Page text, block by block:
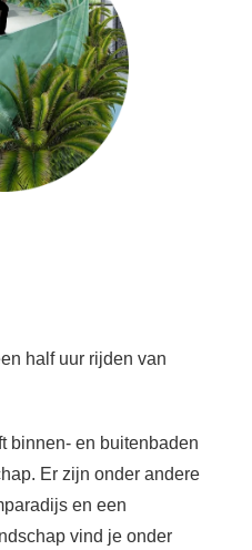
half uur rijden van
binnen- en buitenbaden
Er zijn onder andere
en een
vind je onder